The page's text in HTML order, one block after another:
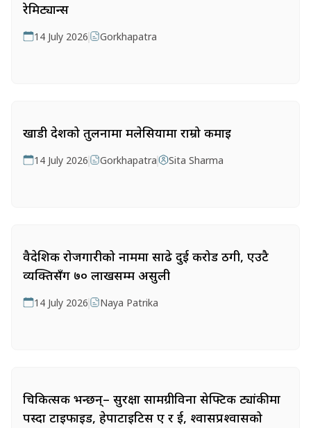
रेमिट्यान्स
14 July 2026 Gorkhapatra
खाडी देशको तुलनामा मलेसियामा राम्रो कमाइ
14 July 2026 Gorkhapatra Sita Sharma
वैदेशिक रोजगारीको नाममा साढे दुई करोड ठगी, एउटै
व्यक्तिसँग ७० लाखसम्म असुली
14 July 2026 Naya Patrika
चिकित्सक भन्छन्– सुरक्षा सामग्रीविना सेफ्टिक ट्यांकीमा
पस्दा टाइफाइड, हेपाटाइटिस ए र ई, श्वासप्रश्वासको